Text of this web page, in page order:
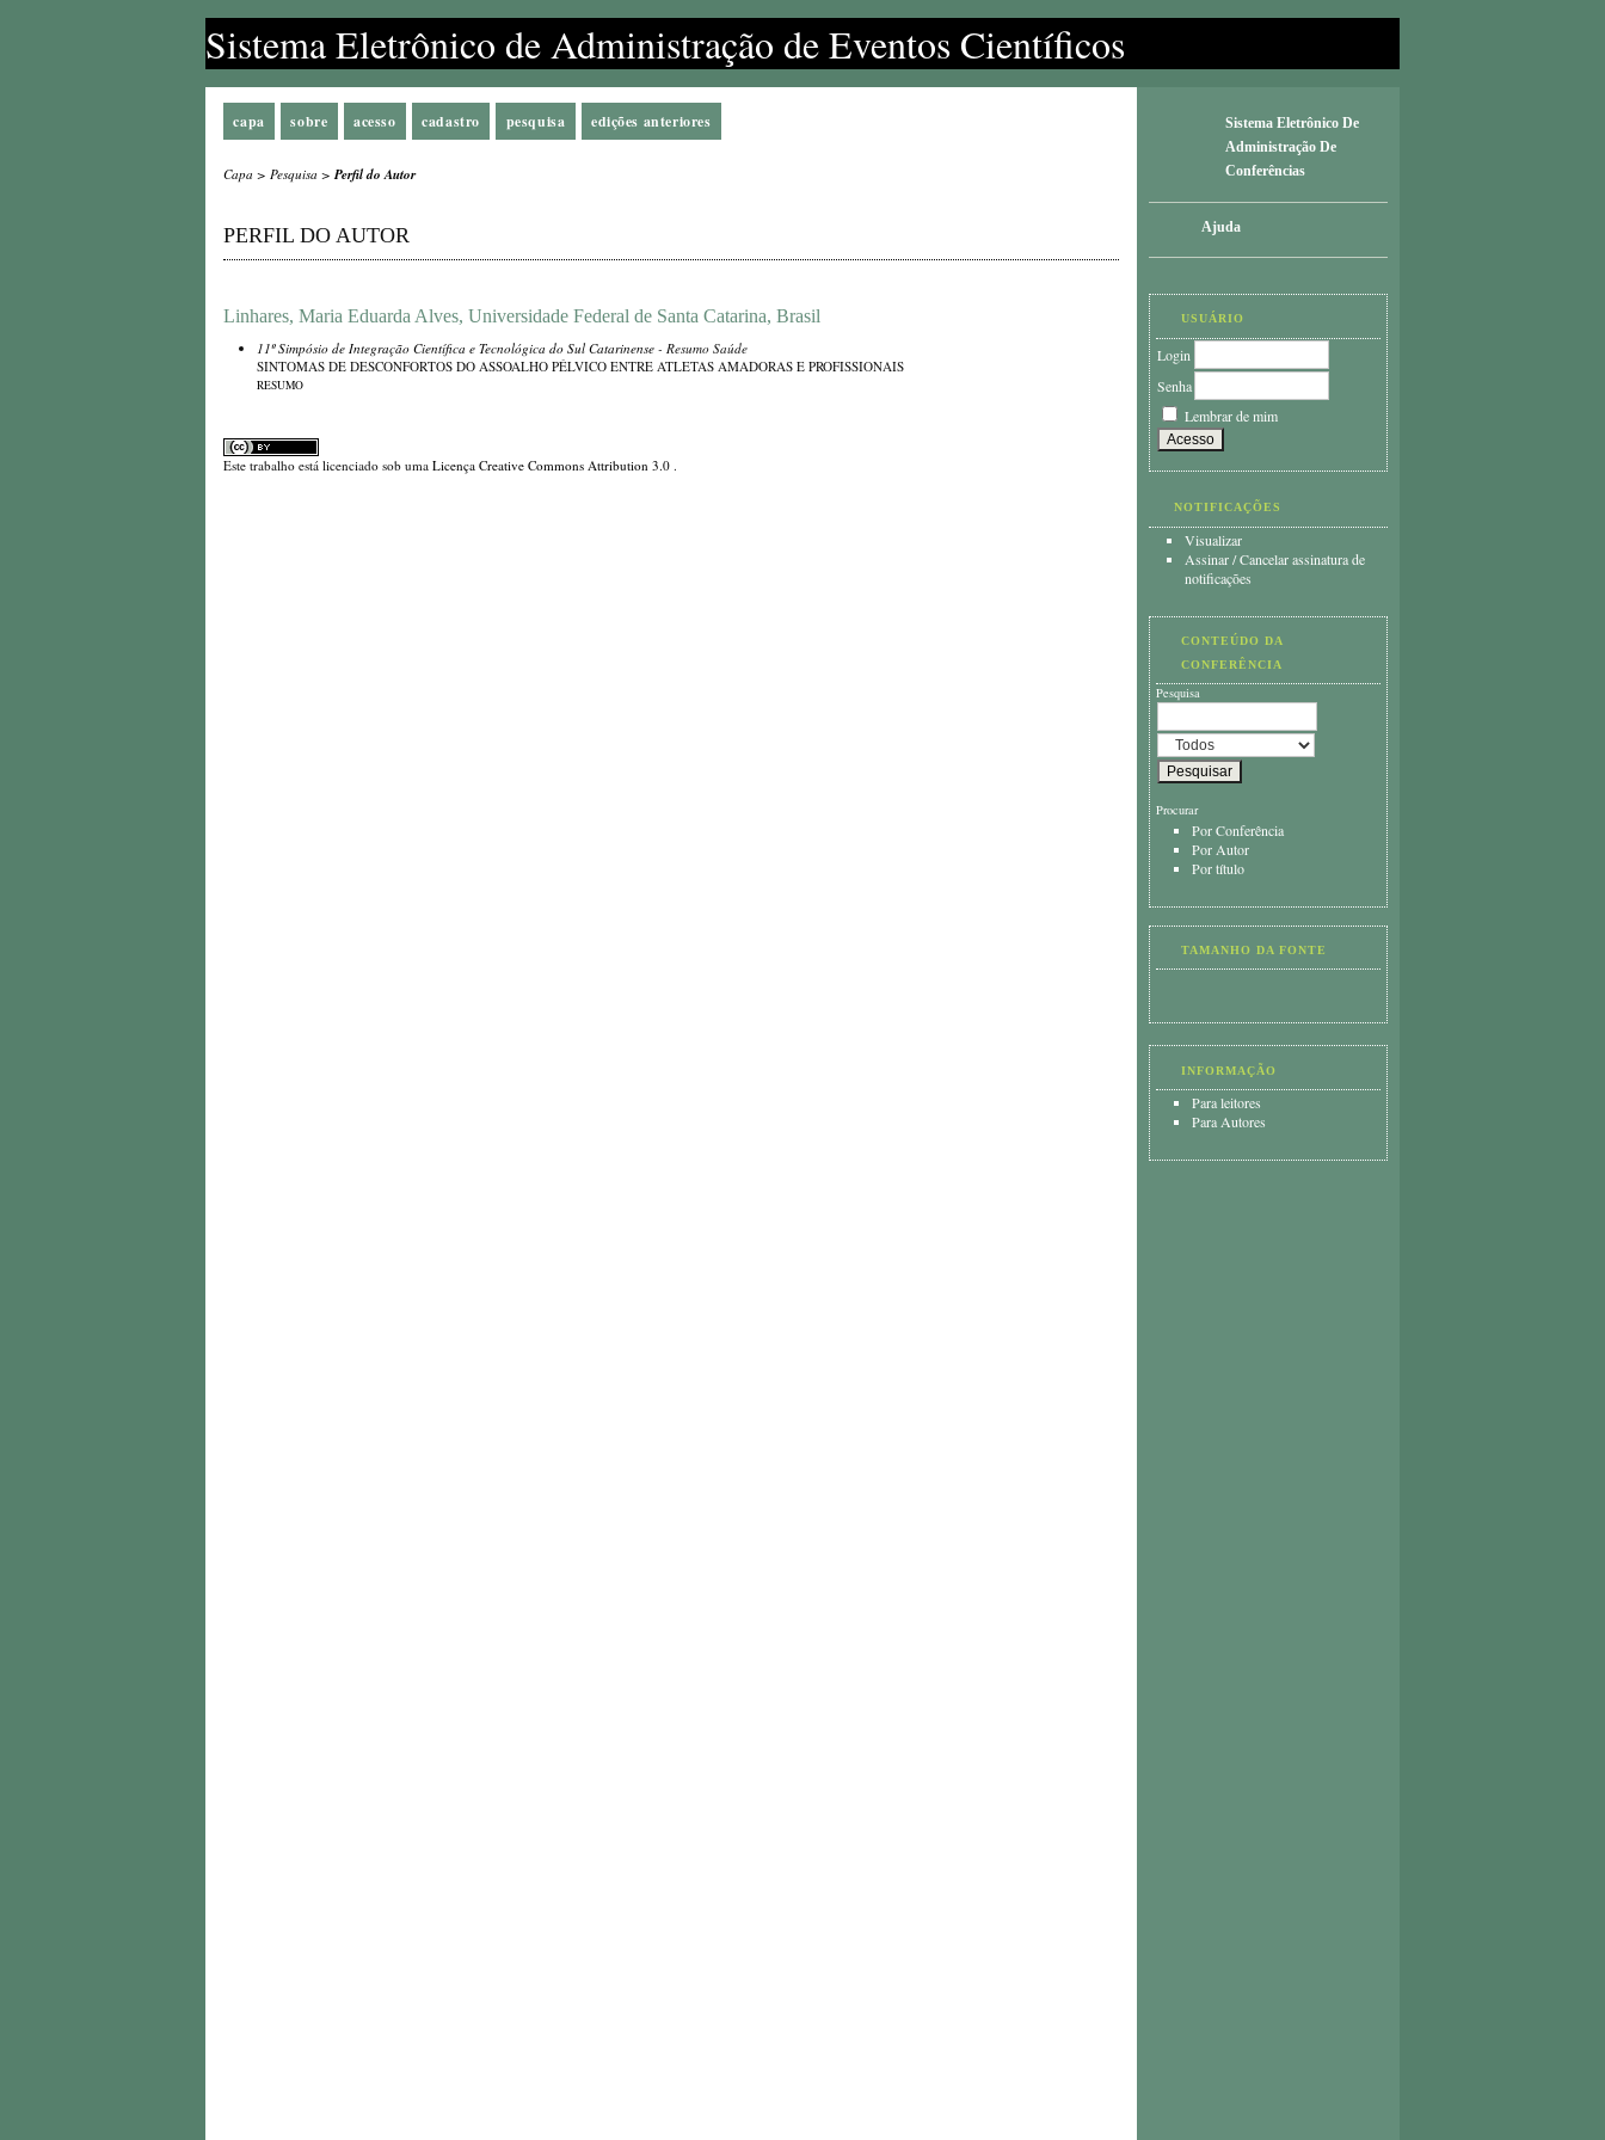
Sistema Eletrônico de Administração de Eventos Científicos
Sistema Eletrônico De
Administração De
Conferências
Ajuda
USUÁRIO
Login
Senha
Lembrar de mim
NOTIFICAÇÕES
Visualizar
Assinar/Cancelar assinatura de
notificações
CONTEÚDO DA
CONFERÊNCIA
Pesquisa
Procurar
Por Conferência
Por Autor
Por título
TAMANHO DA FONTE
INFORMAÇÃO
Para leitores
Para Autores
capa sobre acesso cadastro pesquisa edições anteriores
Capa > Pesquisa >Perfil do Autor
PERFIL DO AUTOR
Linhares, Maria Eduarda Alves, Universidade Federal de Santa Catarina, Brasil
11º Simpósio de Integração Científica e Tecnológica do Sul Catarinense - Resumo Saúde
SINTOMAS DE DESCONFORTOS DO ASSOALHO PÉLVICO ENTRE ATLETAS AMADORAS E PROFISSIONAIS
RESUMO
Este trabalho está licenciado sob uma Licença Creative Commons Attribution 3.0 .